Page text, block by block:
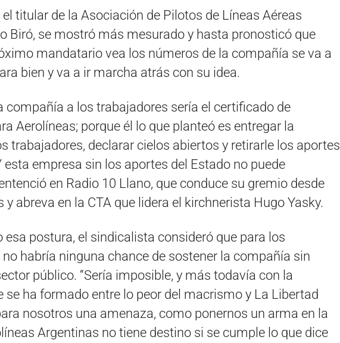
el titular de la Asociación de Pilotos de Líneas Aéreas
Biró, se mostró más mesurado y hasta pronosticó que
mandatario vea los números de la compañía se va a
bien y va a ir marcha atrás con su idea.
compañía a los trabajadores sería el certificado de
Aerolíneas; porque él lo que planteó es entregar la
trabajadores, declarar cielos abiertos y retirarle los aportes
esta empresa sin los aportes del Estado no puede
en Radio 10 Llano, que conduce su gremio desde
y abreva en la CTA que lidera el kirchnerista Hugo Yasky.
esa postura, el sindicalista consideró que para los
habría ninguna chance de sostener la compañía sin
público. “Sería imposible, y más todavía con la
se ha formado entre lo peor del macrismo y La Libertad
nosotros una amenaza, como ponernos un arma en la
Argentinas no tiene destino si se cumple lo que dice